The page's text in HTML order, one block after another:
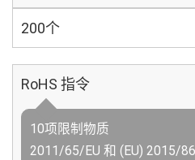
200个
RoHS 指令
10项限制物质
2011/65/EU 和 (EU) 2015/